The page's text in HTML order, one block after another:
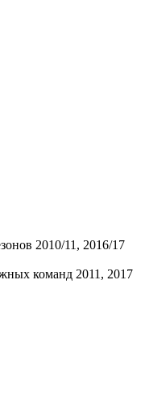
2010/11, 2016/17
команд 2011, 2017